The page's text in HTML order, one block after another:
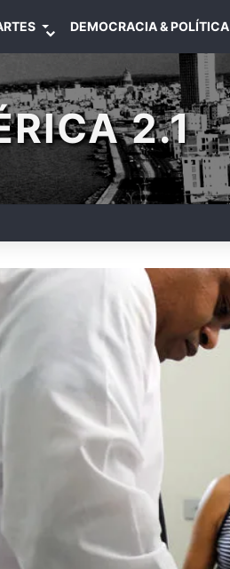
DEMOCRACIA & POLÍTICA
2.1